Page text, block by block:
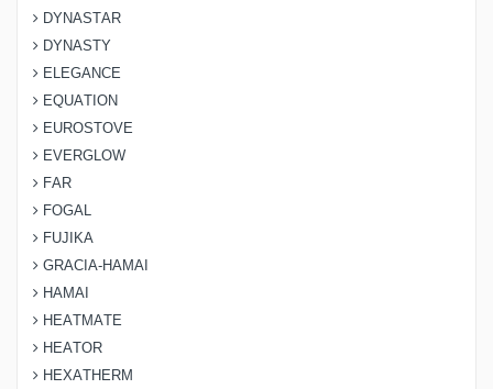
DYNASTAR
DYNASTY
ELEGANCE
EQUATION
EUROSTOVE
EVERGLOW
FAR
FOGAL
FUJIKA
GRACIA-HAMAI
HAMAI
HEATMATE
HEATOR
HEXATHERM